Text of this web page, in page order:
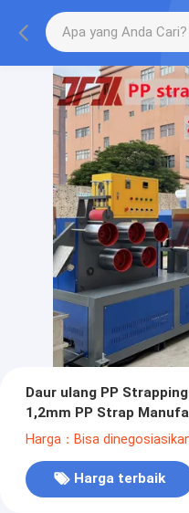
Daur ulang PP
1,2mm PP Strap
Harga：Bisa
Harga terbaik